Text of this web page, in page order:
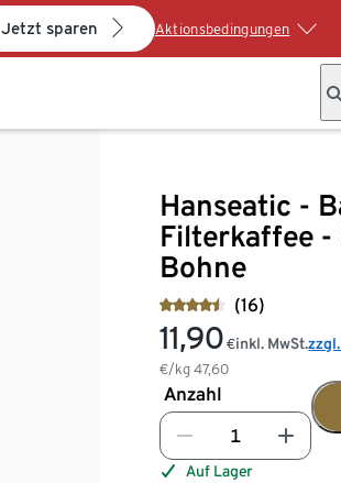
Jetzt sparen Aktionsbedingungen
Hanseatic -
Filterkaffee -
Bohne
(16)
11,90 €
€/kg47,60
inkl. MwSt.
Anzahl
Auf Lager